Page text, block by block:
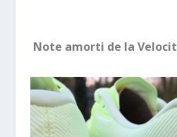
Note amorti de la